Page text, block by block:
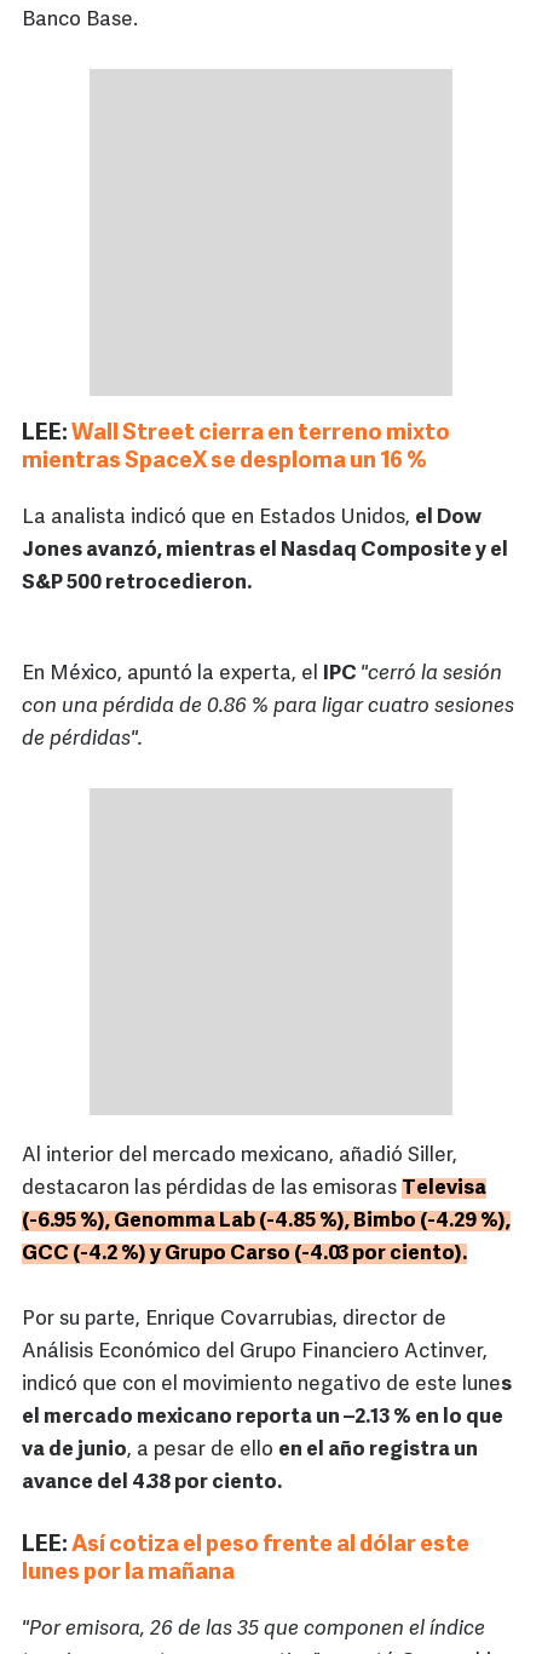
Banco Base.
LEE: Wall Street cierra en terreno mixto
mientras SpaceX se desploma un 16 %
La analista indicó que en Estados Unidos, el Dow
Jones avanzó, mientras el Nasdaq Composite y el
S&P 500 retrocedieron.
En México, apuntó la experta, el IPC "cerró la sesión
con una pérdida de 0.86 % para ligar cuatro sesiones
de pérdidas".
Al interior del mercado mexicano, añadió Siller,
destacaron las pérdidas de las emisoras Televisa
(-6.95 %), Genomma Lab (-4.85 %), Bimbo (-4.29 %),
GCC (-4.2 %) y Grupo Carso (-4.03 por ciento).
Por su parte, Enrique Covarrubias, director de
Análisis Económico del Grupo Financiero Actinver,
indicó que con el movimiento negativo de este lunes
el mercado mexicano reporta un –2.13 % en lo que
va de junio, a pesar de ello en el año registra un
avance del 4.38 por ciento.
LEE: Así cotiza el peso frente al dólar este
lunes por la mañana
"Por emisora, 26 de las 35 que componen el índice